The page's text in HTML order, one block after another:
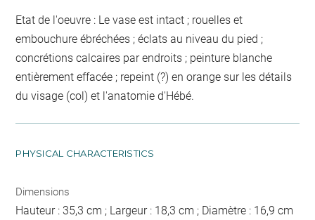
Etat de l'oeuvre : Le vase est intact ; rouelles et
embouchure ébréchées ; éclats au niveau du pied ;
concrétions calcaires par endroits ; peinture blanche
entièrement effacée ; repeint (?) en orange sur les détails
du visage (col) et l'anatomie d'Hébé.
PHYSICAL CHARACTERISTICS
Dimensions
Hauteur : 35,3 cm ; Largeur : 18,3 cm ; Diamètre : 16,9 cm